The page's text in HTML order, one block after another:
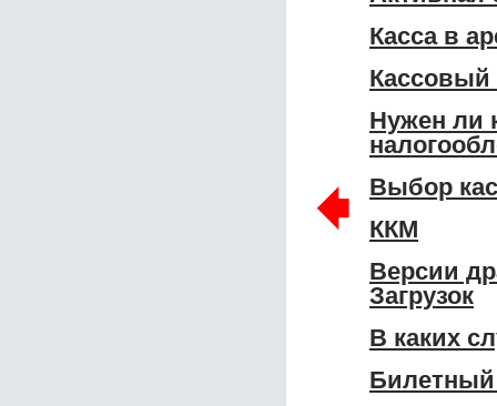
Касса в
Кассовый
Нужен ли
Выбор
ККМ
Версии
Загрузок
В каких
Билетный
🠸